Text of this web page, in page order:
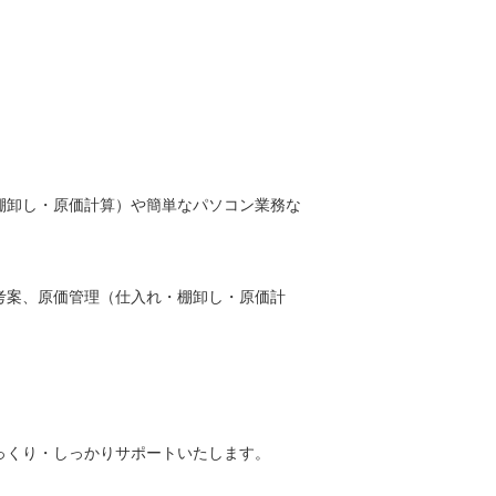
し・原価計算）や簡単なパソコン業務な
、原価管理（仕入れ・棚卸し・原価計
り・しっかりサポートいたします。